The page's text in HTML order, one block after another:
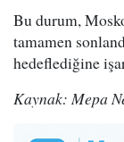
Bu durum,
tamamen
hedeflediğine
Kaynak: Mepa